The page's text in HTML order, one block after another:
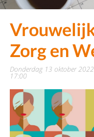
Zorg en
donderdag 13 oktober 2022 09:30 - donderdag 13 oktober 2022
17:00